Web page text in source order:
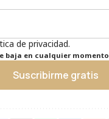
de privacidad.
baja en cualquier
Suscribirme gratis